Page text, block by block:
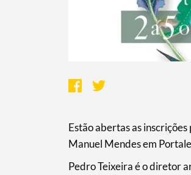
Estão abertas as
Manuel Mendes em
Pedro Teixeira é o diretor